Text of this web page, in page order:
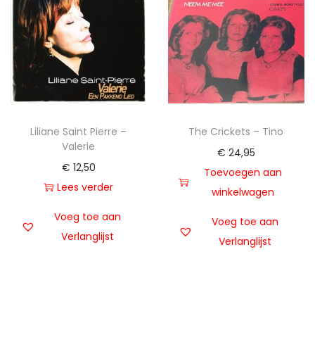
Liliane Saint Pierre –
Valerie
€ 12,50
Lees verder
Voeg toe aan
Verlanglijst
The Crickets – Tino
€ 24,95
Toevoegen aan
winkelwagen
Voeg toe aan
Verlanglijst